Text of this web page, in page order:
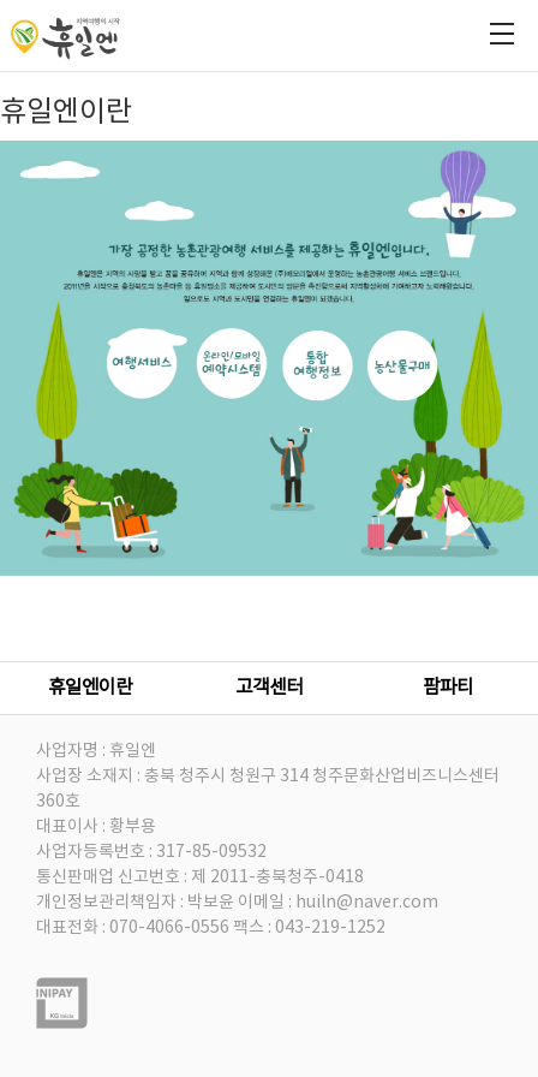
휴일엔이란
휴일엔이란 고객센터 팜파티
사업자명 : 휴일엔
사업장 소재지 : 충북 청주시 청원구 314 청주문화산업비즈니스센터
360호
대표이사 : 황부용
사업자등록번호 : 317-85-09532
통신판매업 신고번호 : 제 2011-충북청주-0418
개인정보관리책임자 : 박보윤 이메일 : huiln@naver.com
대표전화 : 070-4066-0556 팩스 : 043-219-1252